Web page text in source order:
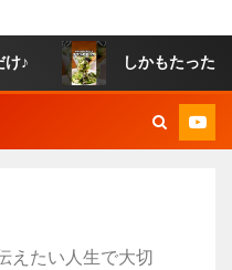
しかもたった5分で作
えたい人生で大切